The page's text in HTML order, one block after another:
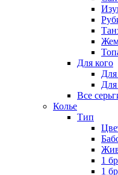
Для кого
Для
Все
Колье
Тип
1
1